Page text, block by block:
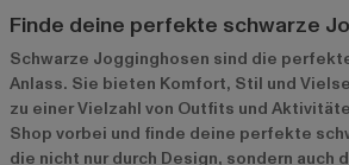
Finde deine perfekte schwarze
Schwarze Jogginghosen sind die
Anlass. Sie bieten Komfort, Stil und
zu einer Vielzahl von Outfits und
Shop vorbei und finde deine perfekte
die nicht nur durch Design, sondern auch